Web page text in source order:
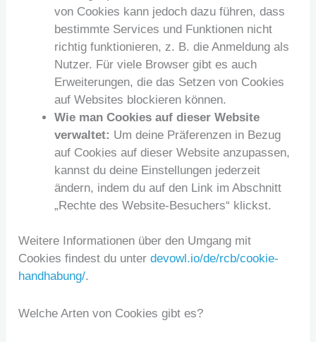
von Cookies kann jedoch dazu führen, dass
bestimmte Services und Funktionen nicht
richtig funktionieren, z. B. die Anmeldung als
Nutzer. Für viele Browser gibt es auch
Erweiterungen, die das Setzen von Cookies
auf Websites blockieren können.
Wie man Cookies auf dieser Website
verwaltet: Um deine Präferenzen in Bezug
auf Cookies auf dieser Website anzupassen,
kannst du deine Einstellungen jederzeit
ändern, indem du auf den Link im Abschnitt
„Rechte des Website-Besuchers“ klickst.
Weitere Informationen über den Umgang mit
Cookies findest du unterdevowl.io/de/rcb/cookie-
handhabung/.
Welche Arten von Cookies gibt es?